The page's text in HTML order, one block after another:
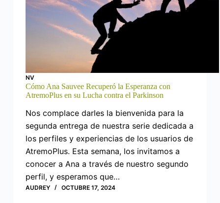
NV
Cómo Ana Sauvee Recuperó la Esperanza con
AtremoPlus en su Lucha contra el Parkinson
Nos complace darles la bienvenida para la
segunda entrega de nuestra serie dedicada a
los perfiles y experiencias de los usuarios de
AtremoPlus. Esta semana, los invitamos a
conocer a Ana a través de nuestro segundo
perfil, y esperamos que…
AUDREY OCTUBRE 17, 2024